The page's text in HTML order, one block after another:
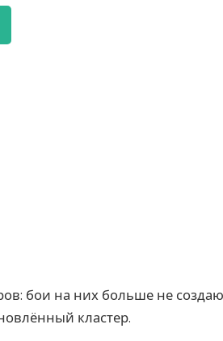
бои на них больше не
кластер.